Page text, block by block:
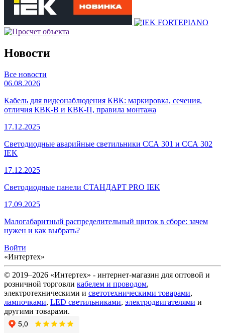
Новости
Все новости
06.08.2026
Кабель для видеонаблюдения КВК: маркировка, сечения,
отличия КВК-В и КВК-П, правила монтажа
17.12.2025
Светодиодные аварийные светильники ССА 301 и ССА 302
IEK
17.12.2025
Светодиодные панели СТАНДАРТ PRO IEK
17.09.2025
Малогабаритный распределительный щиток в сборе: зачем
нужен и как выбрать?
Войти
«Интертех»
© 2019–2026 «Интертех» - интернет-магазин для оптовой и
розничной торговли кабелем и проводом,
электротехническими и светотехническими товарами,
лампочками, LED светильниками, электродвигателями и
другими товарами.